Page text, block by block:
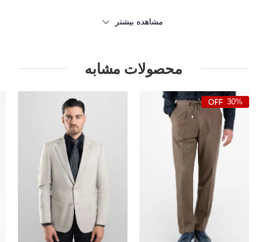
مشاهده بیشتر
محصولات مشابه
30%